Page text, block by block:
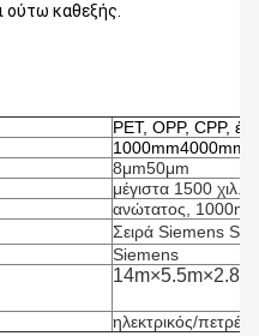
ούτω καθεξής.
PET, OPP, CPP,
1000mm4000mm
8μm50μm
μέγιστα 1500 χιλ.
ανώτατος, 1000m/
Σειρά Siemens
Siemens
14m×5.5m×2.8m
ηλεκτρικός/